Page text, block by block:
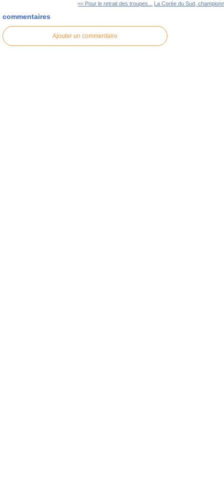
<< Pour le retrait des troupes... La Corée du Sud,
commentaires
Ajouter un commentaire